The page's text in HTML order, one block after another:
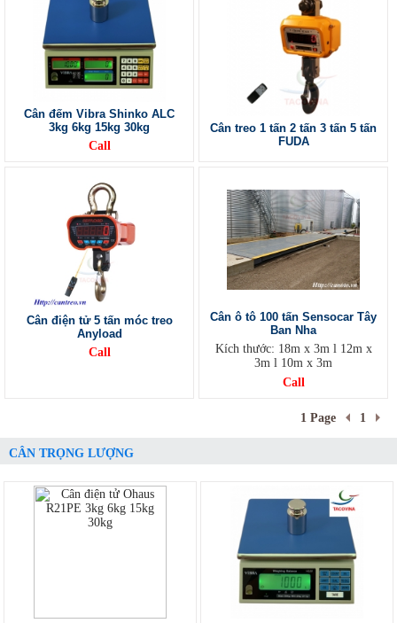
Cân đếm Vibra Shinko ALC
3kg 6kg 15kg 30kg
Call
Cân treo 1 tấn 2 tấn 3 tấn 5 tấn
FUDA
Cân điện tử 5 tấn móc treo
Anyload
Call
Cân ô tô 100 tấn Sensocar Tây
Ban Nha
Kích thước: 18m x 3m l 12m x
3m l 10m x 3m
Call
1 Page 1
CÂN TRỌNG LƯỢNG